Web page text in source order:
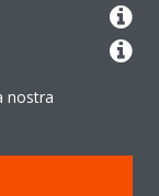
nostra